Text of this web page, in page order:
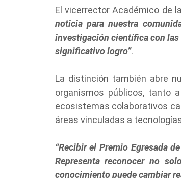
El vicerrector Académico de
noticia para nuestra
investigación científica con las
significativo logro”.
La distinción también abre
organismos públicos, tanto
ecosistemas colaborativos
áreas vinculadas a
“Recibir el Premio Egresada
Representa reconocer no
conocimiento puede cambiar